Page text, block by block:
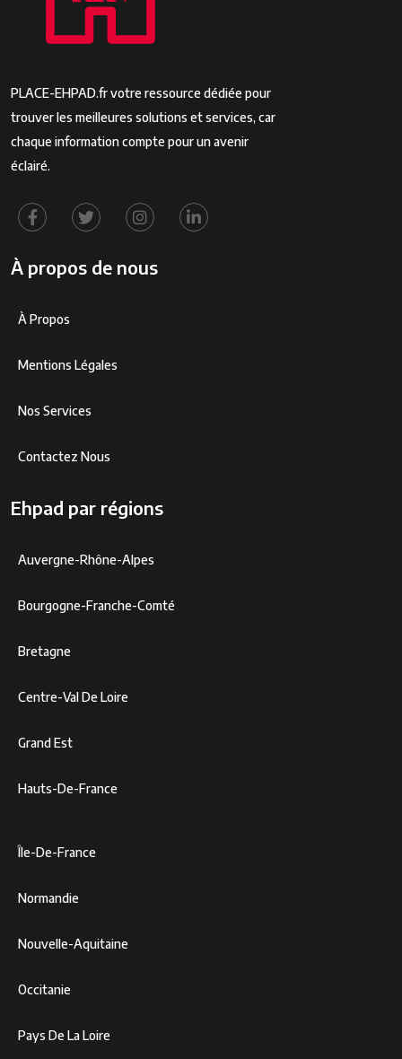
PLACE-EHPAD.fr votre ressource dédiée pour
trouver les meilleures solutions et services, car
chaque information compte pour un avenir
éclairé.
À propos de nous
À Propos
Mentions Légales
Nos Services
Contactez Nous
Ehpad par régions
Auvergne-Rhône-Alpes
Bourgogne-Franche-Comté
Bretagne
Centre-Val De Loire
Grand Est
Hauts-De-France
Île-De-France
Normandie
Nouvelle-Aquitaine
Occitanie
Pays De La Loire